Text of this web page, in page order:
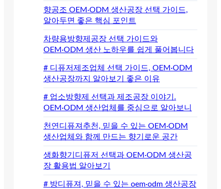
향공조 OEM·ODM 생산공장 선택 가이드,
알아두면 좋은 핵심 포인트
차량용방향제공장 선택 가이드와
OEM·ODM 생산 노하우를 쉽게 풀어봅니다
# 디퓨저제조업체 선택 가이드, OEM·ODM
생산공장까지 알아보기 좋은 이유
# 업소방향제 선택과 제조공장 이야기.
OEM·ODM 생산업체를 중심으로 알아보니
천연디퓨져추천, 믿을 수 있는 OEM·ODM
생산업체와 함께 만드는 향기로운 공간
생화향기디퓨저 선택과 OEM·ODM 생산공
장 활용법 알아보기
# 방디퓨져, 믿을 수 있는 oem·odm 생산공장